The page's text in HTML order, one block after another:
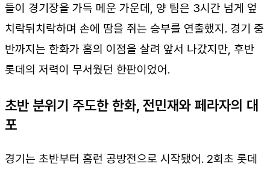
들이 경기장을 가득 메운 가운데, 양 팀은 3시간 넘게 엎
치락뒤치락하며 손에 땀을 쥐는 승부를 연출했지. 경기 중
반까지는 한화가 홈의 이점을 살려 앞서 나갔지만, 후반
롯데의 저력이 무서웠던 한판이었어.
초반 분위기 주도한 한화, 전민재와 페라자의 대
포
경기는 초반부터 홈런 공방전으로 시작됐어. 2회초 롯데